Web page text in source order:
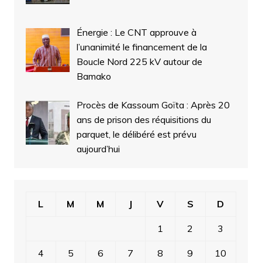
Énergie : Le CNT approuve à
l’unanimité le financement de la
Boucle Nord 225 kV autour de
Bamako
Procès de Kassoum Goïta : Après 20
ans de prison des réquisitions du
parquet, le délibéré est prévu
aujourd’hui
L M M J V S D
1 2 3
4 5 6 7 8 9 10